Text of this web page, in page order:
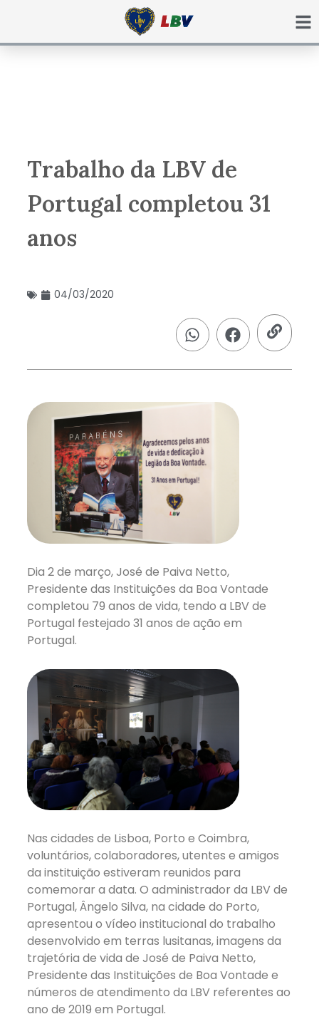
Trabalho da LBV de
Portugal completou 31
anos
04/03/2020
Dia 2 de março, José de Paiva Netto,
Presidente das Instituições da Boa Vontade
completou 79 anos de vida, tendo a LBV de
Portugal festejado 31 anos de ação em
Portugal.
Nas cidades de Lisboa, Porto e Coimbra,
voluntários, colaboradores, utentes e amigos
da instituição estiveram reunidos para
comemorar a data. O administrador da LBV de
Portugal, Ângelo Silva, na cidade do Porto,
apresentou o vídeo institucional do trabalho
desenvolvido em terras lusitanas, imagens da
trajetória de vida de José de Paiva Netto,
Presidente das Instituições de Boa Vontade e
números de atendimento da LBV referentes ao
ano de 2019 em Portugal.